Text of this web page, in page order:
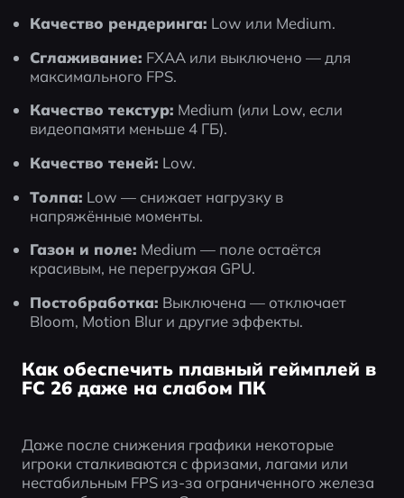
Качество рендеринга: Low или Medium.
Сглаживание: FXAA или выключено — для
максимального FPS.
Качество текстур: Medium (или Low, если
видеопамяти меньше 4 ГБ).
Качество теней: Low.
Толпа: Low — снижает нагрузку в
напряжённые моменты.
Газон и поле: Medium — поле остаётся
красивым, не перегружая GPU.
Постобработка: Выключена — отключает
Bloom, Motion Blur и другие эффекты.
Как обеспечить плавный геймплей в
FC 26 даже на слабом ПК
Даже после снижения графики некоторые
игроки сталкиваются с фризами, лагами или
нестабильным FPS из-за ограниченного железа